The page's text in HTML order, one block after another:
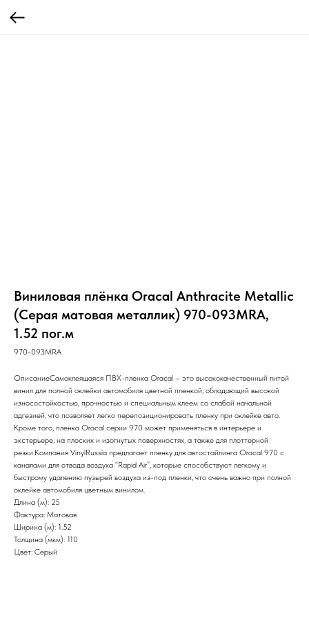
Виниловая плёнка Oracal Anthracite Metallic
(Серая матовая металлик) 970-093MRA,
1.52 пог.м
970-093MRA
ОписаниеСамоклеящаяся ПВХ-пленка Oracal – это высококачественный литой
винил для полной оклейки автомобиля цветной пленкой, обладающий высокой
износостойкостью, прочностью и специальным клеем со слабой начальной
адгезией, что позволяет легко перепозиционировать пленку при оклейке авто.
Кроме того, пленка Oracal серии 970 может применяться в интерьере и
экстерьере, на плоских и изогнутых поверхностях, а также для плоттерной
резки.Компания VinylRussia предлагает пленку для автостайлинга Oracal 970 c
каналами для отвода воздуха “Rapid Air”, которые способствуют легкому и
быстрому удалению пузырей воздуха из-под пленки, что очень важно при полной
оклейке автомобиля цветным винилом.
Длина (м): 25
Фактура: Матовая
Ширина (м): 1.52
Толщина (мкм): 110
Цвет: Серый